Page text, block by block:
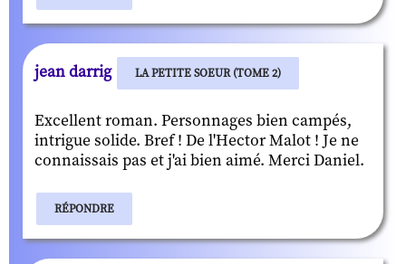
jean darrig LA PETITE SOEUR (TOME 2)
Excellent roman. Personnages bien campés,
intrigue solide. Bref ! De l'Hector Malot ! Je ne
connaissais pas et j'ai bien aimé. Merci Daniel.
RÉPONDRE